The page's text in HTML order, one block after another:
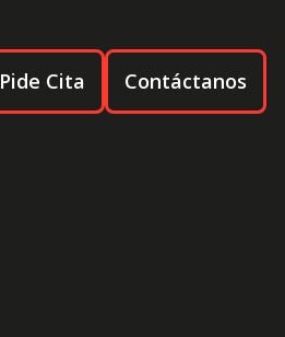
Pide Cita Contáctanos